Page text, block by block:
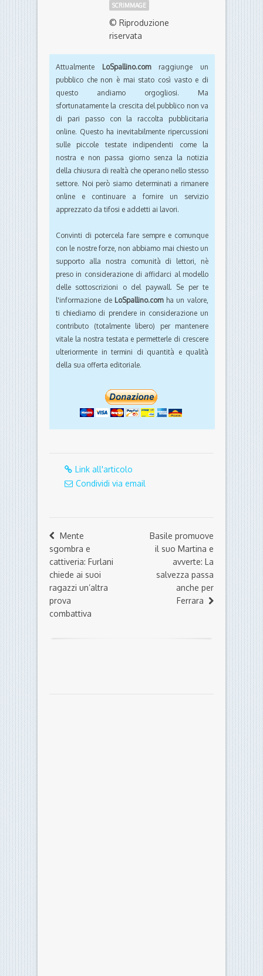
SCRIMMAGE
© Riproduzione
riservata
Attualmente LoSpallino.comraggiunge un
pubblico che non è mai stato così vasto e di
questo andiamo orgogliosi. Ma
sfortunatamente la crescita del pubblico non va
di pari passo con la raccolta pubblicitaria
online. Questo ha inevitabilmente ripercussioni
sulle piccole testate indipendenti come la
nostra e non passa giorno senza la notizia
della chiusura di realtà che operano nello stesso
settore. Noi però siamo determinati a rimanere
online e continuare a fornire un servizio
apprezzato da tifosi e addetti ai lavori.
Convinti di potercela fare sempre e comunque
con le nostre forze, non abbiamo mai chiesto un
supporto alla nostra comunità di lettori, nè
preso in considerazione di affidarci al modello
delle sottoscrizioni o del paywall. Se per te
l'informazione de LoSpallino.comha un valore,
ti chiediamo di prendere in considerazione un
contributo (totalmente libero) per mantenere
vitale la nostra testata e permetterle di crescere
ulteriormente in termini di quantità e qualità
della sua offerta editoriale.
Link all'articolo
Condividi via email
Mente
sgombra e
cattiveria: Furlani
chiede ai suoi
ragazzi un’altra
prova
combattiva
Basile promuove
il suo Martina e
avverte: La
salvezza passa
anche per
Ferrara